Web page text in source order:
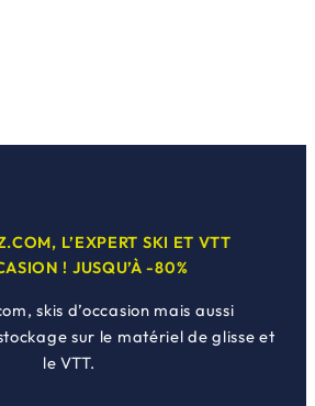
L’EXPERT SKI ET VTT
! JUSQU’À -80%
skis d’occasion mais aussi
sur le matériel de glisse et
le VTT.